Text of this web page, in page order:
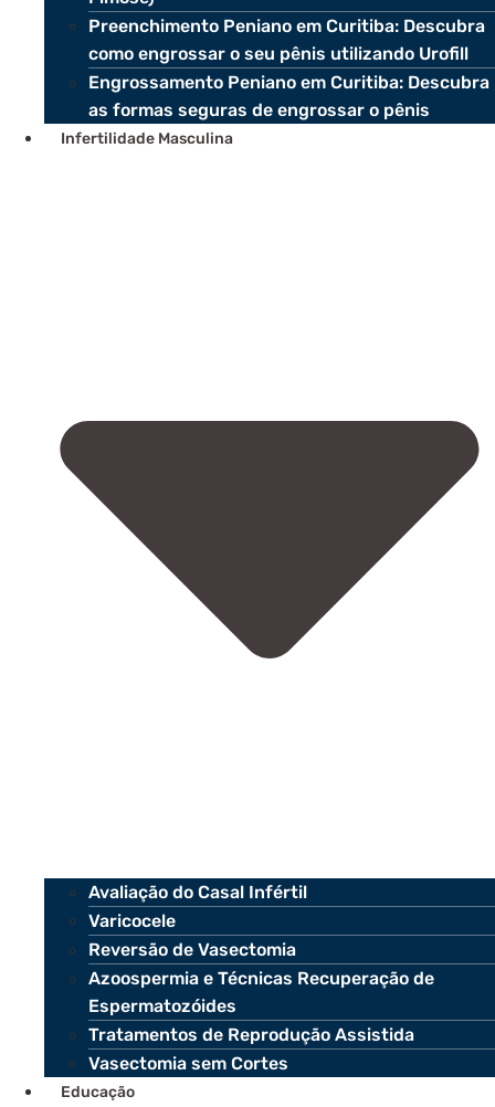
Preenchimento Peniano em Curitiba: Descubra
como engrossar o seu pênis utilizando Urofill
Engrossamento Peniano em Curitiba: Descubra
as formas seguras de engrossar o pênis
Infertilidade Masculina
Avaliação do Casal Infértil
Varicocele
Reversão de Vasectomia
Azoospermia e Técnicas Recuperação de
Espermatozóides
Tratamentos de Reprodução Assistida
Vasectomia sem Cortes
Educação